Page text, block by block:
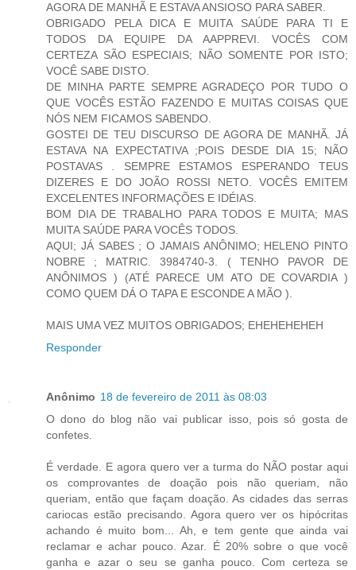
AGORA DE MANHÃ E ESTAVA ANSIOSO PARA SABER.
OBRIGADO PELA DICA E MUITA SAÚDE PARA TI E
TODOS DA EQUIPE DA AAPPREVI. VOCÊS COM
CERTEZA SÃO ESPECIAIS; NÃO SOMENTE POR ISTO;
VOCÊ SABE DISTO.
DE MINHA PARTE SEMPRE AGRADEÇO POR TUDO O
QUE VOCÊS ESTÃO FAZENDO E MUITAS COISAS QUE
NÓS NEM FICAMOS SABENDO.
GOSTEI DE TEU DISCURSO DE AGORA DE MANHÃ. JÁ
ESTAVA NA EXPECTATIVA ;POIS DESDE DIA 15; NÃO
POSTAVAS . SEMPRE ESTAMOS ESPERANDO TEUS
DIZERES E DO JOÃO ROSSI NETO. VOCÊS EMITEM
EXCELENTES INFORMAÇÕES E IDÉIAS.
BOM DIA DE TRABALHO PARA TODOS E MUITA; MAS
MUITA SAÚDE PARA VOCÊS TODOS.
AQUI; JÁ SABES ; O JAMAIS ANÔNIMO; HELENO PINTO
NOBRE ; MATRIC. 3984740-3. ( TENHO PAVOR DE
ANÔNIMOS ) (ATÉ PARECE UM ATO DE COVARDIA )
COMO QUEM DÁ O TAPA E ESCONDE A MÃO ).
MAIS UMA VEZ MUITOS OBRIGADOS; EHEHEHEHEH
Responder
Anônimo 18 de fevereiro de 2011 às 08:03
O dono do blog não vai publicar isso, pois só gosta de
confetes.
É verdade. E agora quero ver a turma do NÃO postar aqui
os comprovantes de doação pois não queriam, não
queriam, então que façam doação. As cidades das serras
cariocas estão precisando. Agora quero ver os hipócritas
achando é muito bom... Ah, e tem gente que ainda vai
reclamar e achar pouco. Azar. É 20% sobre o que você
ganha e azar o seu se ganha pouco. Com certeza se